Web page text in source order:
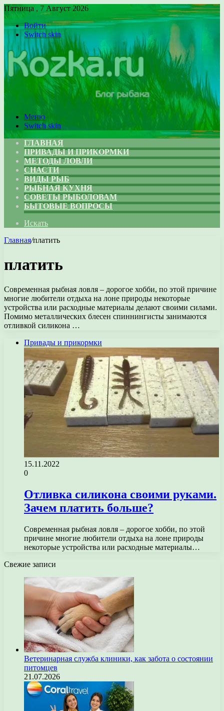
Пятница , 7 Август 2026
Войти
Switch skin
Меню
Switch skin
ГЛАВНАЯ
ПРИВАДЫ И ПРИКОРМКИ
МЕТОДЫ ЛОВЛИ
СНАСТИ
ВИДЫ РЫБ
РЫБНАЯ КУХНЯ
СОВЕТЫ РЫБОЛОВАМ
БЫТОВЫЕ ВОПРОСЫ
Искать
Главная/платить
платить
Современная рыбная ловля – дорогое хобби, по этой причине
многие любители отдыха на лоне природы некоторые
устройства или расходные материалы делают своими силами.
Помимо металлических блесен спиннингисты занимаются
отливкой силикона …
Привады и прикормки
15.11.2022
0
Отливка силикона своими руками.
Зачем платить больше?
Современная рыбная ловля – дорогое хобби, по этой
причине многие любители отдыха на лоне природы
некоторые устройства или расходные материалы…
Свежие записи
Ветеринарная служба клиники, как забота о состоянии
питомцев
21.07.2026